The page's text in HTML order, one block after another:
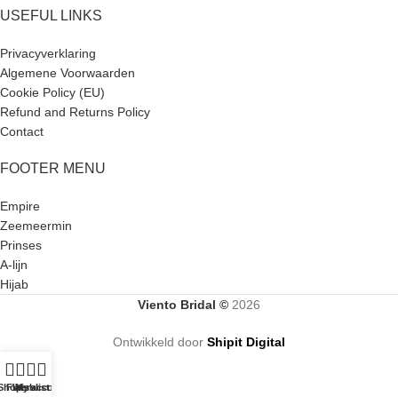
USEFUL LINKS
Privacyverklaring
Algemene Voorwaarden
Cookie Policy (EU)
Refund and Returns Policy
Contact
FOOTER MENU
Empire
Zeemeermin
Prinses
A-lijn
Hijab
Viento Bridal © 2026
Ontwikkeld door Shipit Digital
Filters
Wishlist
My account